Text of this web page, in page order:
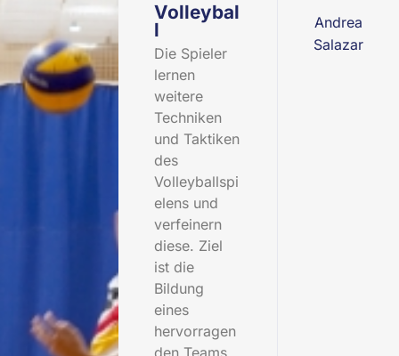
Volleybal
l
Die Spieler
lernen
weitere
Techniken
und Taktiken
des
Volleyballspi
elens und
verfeinern
diese. Ziel
ist die
Bildung
eines
hervorragen
Andrea
Salazar